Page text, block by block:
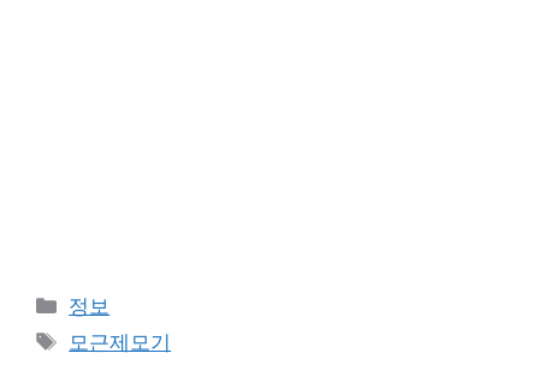
Categories
정보
Tags
모근제모기